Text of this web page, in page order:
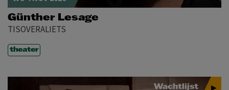
Günther Lesage
TISOVERALIETS
theater
Wachtlijst